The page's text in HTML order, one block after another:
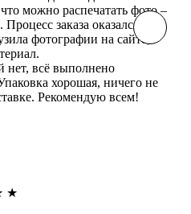
можно распечатать фото –
заказа оказался
фотографии на сайте,
нет, всё выполнено
хорошая, ничего не
Рекомендую всем!
★